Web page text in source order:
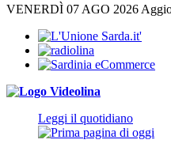
VENERDÌ 07 AGO 2026
Leggi il quotidiano